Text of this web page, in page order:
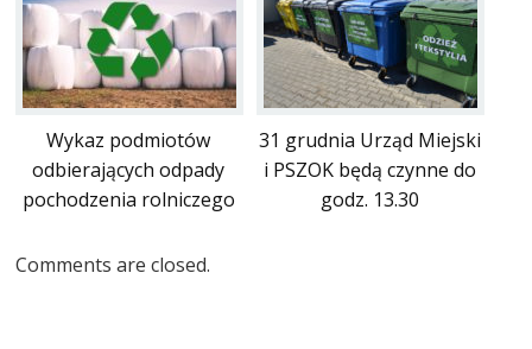
Wykaz podmiotów
odbierających odpady
pochodzenia rolniczego
31 grudnia Urząd Miejski
i PSZOK będą czynne do
godz. 13.30
Comments are closed.